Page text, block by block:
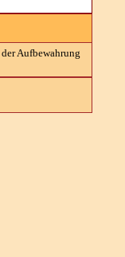
Aufbewahrung